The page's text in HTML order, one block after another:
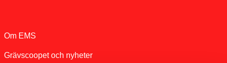
Om EMS
Grävscoopet och nyheter